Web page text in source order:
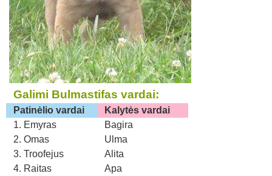
Galimi Bulmastifas vardai:
Patinėlio vardai
Kalytės vardai
1. Emyras
Bagira
2. Omas
Ulma
3. Troofejus
Alita
4. Raitas
Apa